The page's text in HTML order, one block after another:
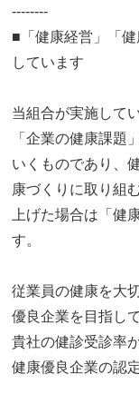
--------
■「健康経営」「
しています
当組合が実施して
「企業の健康課題
いくものであり、
康づくりに取り組
上げた場合は「健
す。
従業員の健康を大
優良企業を目指し
貴社の健診受診率
健康優良企業の認